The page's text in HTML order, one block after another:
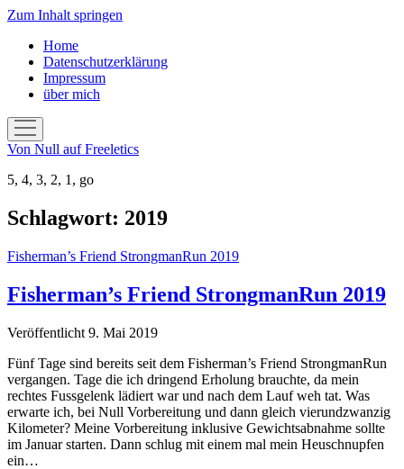
Zum Inhalt springen
Home
Datenschutzerklärung
Impressum
über mich
Menü
öffnen
Von Null auf Freeletics
5, 4, 3, 2, 1, go
Schlagwort: 2019
Fisherman’s Friend StrongmanRun 2019
Fisherman’s Friend StrongmanRun 2019
Veröffentlicht 9. Mai 2019
Fünf Tage sind bereits seit dem Fisherman’s Friend StrongmanRun
vergangen. Tage die ich dringend Erholung brauchte, da mein
rechtes Fussgelenk lädiert war und nach dem Lauf weh tat. Was
erwarte ich, bei Null Vorbereitung und dann gleich vierundzwanzig
Kilometer? Meine Vorbereitung inklusive Gewichtsabnahme sollte
im Januar starten. Dann schlug mit einem mal mein Heuschnupfen
ein…